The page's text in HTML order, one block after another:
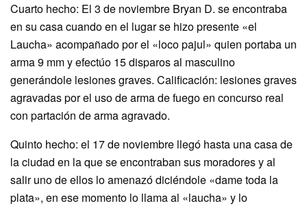
Cuarto hecho: El 3 de noviembre Bryan D. se encontraba
en su casa cuando en el lugar se hizo presente «el
Laucha» acompañado por el «loco pajul» quien portaba un
arma 9 mm y efectúo 15 disparos al masculino
generándole lesiones graves. Calificación: lesiones graves
agravadas por el uso de arma de fuego en concurso real
con partación de arma agravado.
Quinto hecho: el 17 de noviembre llegó hasta una casa de
la ciudad en la que se encontraban sus moradores y al
salir uno de ellos lo amenazó diciéndole «dame toda la
plata», en ese momento lo llama al «laucha» y lo